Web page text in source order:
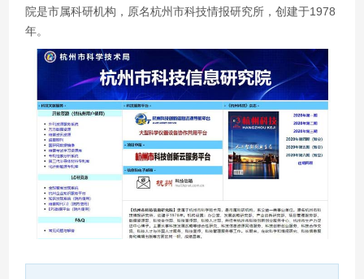
院是市属科研机构，原名杭州市科技情报研究所，创建于1978
年。